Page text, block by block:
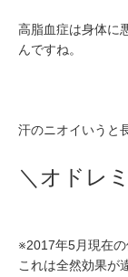
高脂血症は身体に
んですね。
汗のニオイいうと
＼オドレ
※2017年5月現在
これは全然効果が